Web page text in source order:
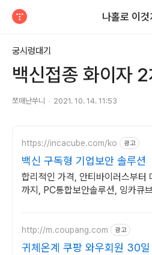
나홀로 이것
궁시렁대기
백신접종 화이자
쪼매난쑤니 2021. 10. 14. 11:53
https://incacube.com/ko 광고
백신 구독형 기업보안 솔루션
합리적인 가격, 안티바이러스부터
까지, PC통합보안솔루션, 잉카큐브
http://m.coupang.com 광고
귀체온계 쿠팡 와우회원 30일